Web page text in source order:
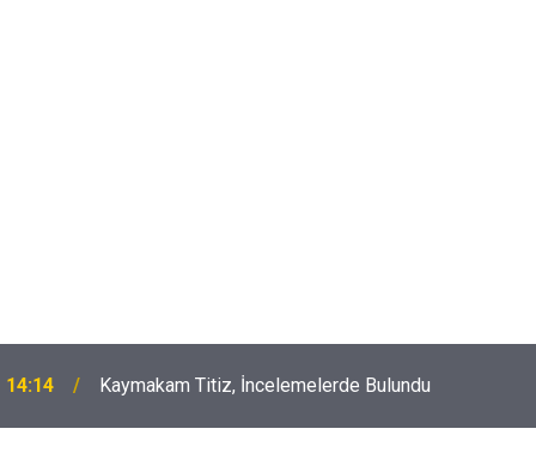
14:14 Kaymakam Titiz, İncelemelerde Bulundu